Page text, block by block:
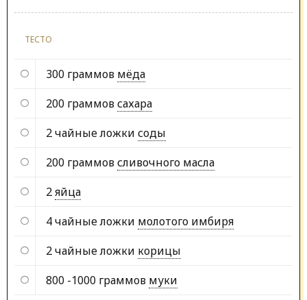
ТЕСТО
300 граммов мёда
200 граммовсахара
2 чайные ложки соды
200 граммовсливочного масла
2яйца
4 чайные ложки молотого имбиря
2 чайные ложки корицы
800 -1000 граммов муки